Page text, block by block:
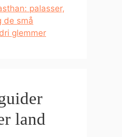
palasser,
de små
glemmer
land